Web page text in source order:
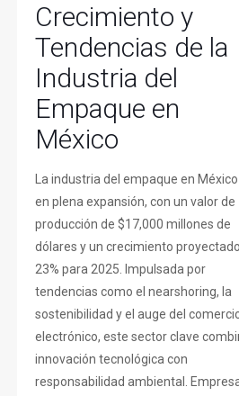
Crecimiento y
Tendencias de la
Industria del
Empaque en
México
La industria del empaque en
en plena expansión, con un valor de
producción de $17,000 millones de
dólares y un crecimiento
23% para 2025. Impulsada por
tendencias como el nearshoring, la
sostenibilidad y el auge del
electrónico, este sector clave
innovación tecnológica con
responsabilidad ambiental.